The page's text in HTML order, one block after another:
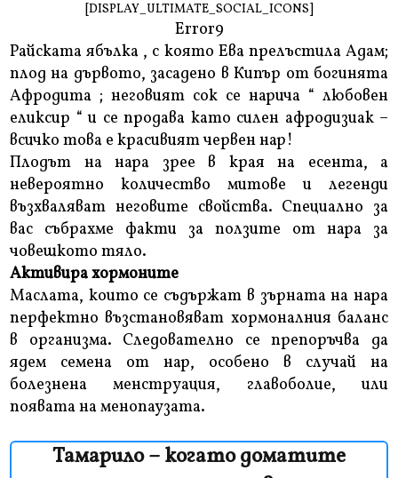
[DISPLAY_ULTIMATE_SOCIAL_ICONS]
Error9
Райската ябълка , с която Ева прелъстила Адам;
плод на дървото, засадено в Кипър от богинята
Афродита ; неговият сок се нарича “ любовен
еликсир “ и се продава като силен афродизиак –
всичко това е красивият червен нар!
Плодът на нара зрее в края на есента, а
невероятно количество митове и легенди
възхваляват неговите свойства. Специално за
вас събрахме факти за ползите от нара за
човешкото тяло.
Активира хормоните
Маслата, които се съдържат в зърната на нара
перфектно възстановяват хормоналния баланс
в организма. Следователно се препоръчва да
ядем семена от нар, особено в случай на
болезнена менструация, главоболие, или
появата на менопаузата.
Тамарило – когато доматите